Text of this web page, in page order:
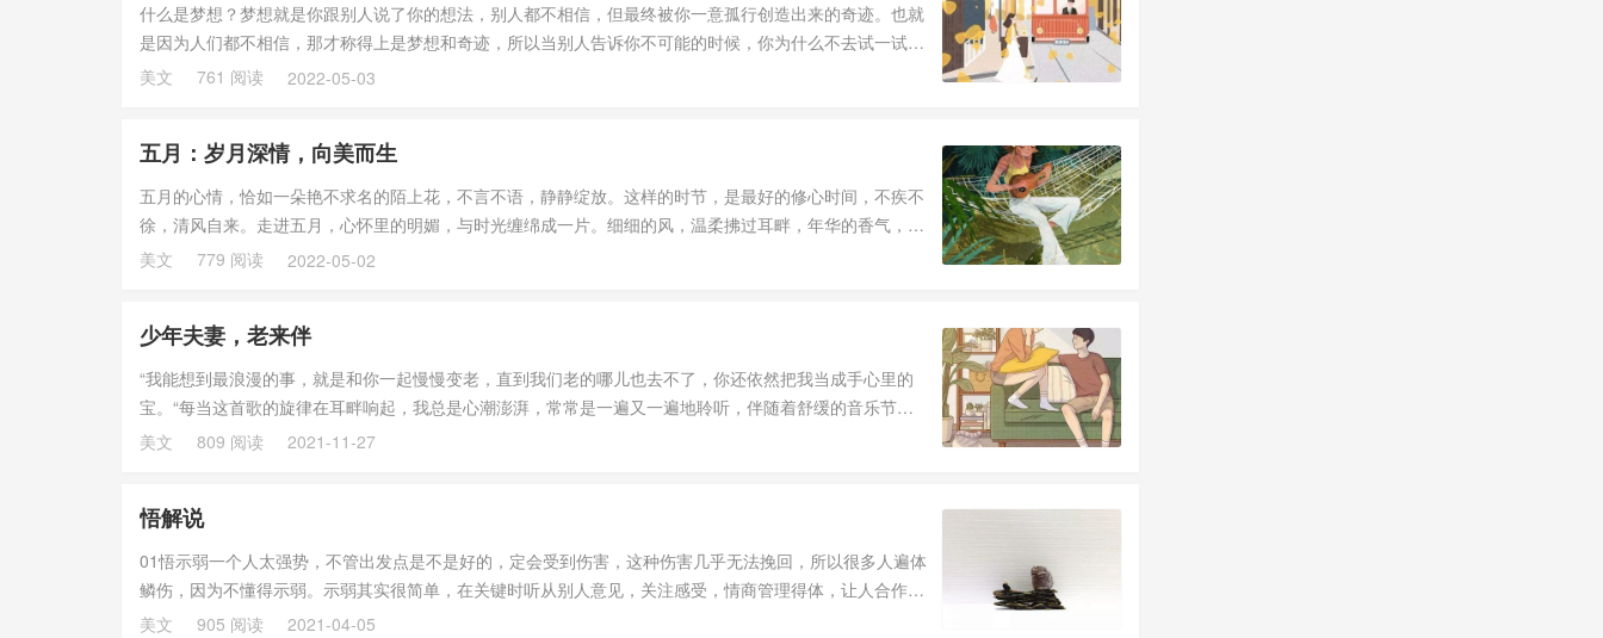
什么是梦想？梦想就是你跟别人说了你的想法，别人都不相信，但最终被你一意孤行创造出来的奇迹。也就
是因为人们都不相信，那才称得上是梦想和奇迹，所以当别人告诉你不可能的时候，你为什么不去试一试？
只有丰富的活...
美文 761 阅读 2022-05-03
五月：岁月深情，向美而生
五月的心情，恰如一朵艳不求名的陌上花，不言不语，静静绽放。这样的时节，是最好的修心时间，不疾不
徐，清风自来。走进五月，心怀里的明媚，与时光缠绵成一片。细细的风，温柔拂过耳畔，年华的香气，氤
氲在心头；行...
美文 779 阅读 2022-05-02
少年夫妻，老来伴
“我能想到最浪漫的事，就是和你一起慢慢变老，直到我们老的哪儿也去不了，你还依然把我当成手心里的
宝。“每当这首歌的旋律在耳畔响起，我总是心潮澎湃，常常是一遍又一遍地聆听，伴随着舒缓的音乐节
奏，不由自主地...
美文 809 阅读 2021-11-27
悟解说
01悟示弱一个人太强势，不管出发点是不是好的，定会受到伤害，这种伤害几乎无法挽回，所以很多人遍体
鳞伤，因为不懂得示弱。示弱其实很简单，在关键时听从别人意见，关注感受，情商管理得体，让人合作有
安全感。示...
美文 905 阅读 2021-04-05